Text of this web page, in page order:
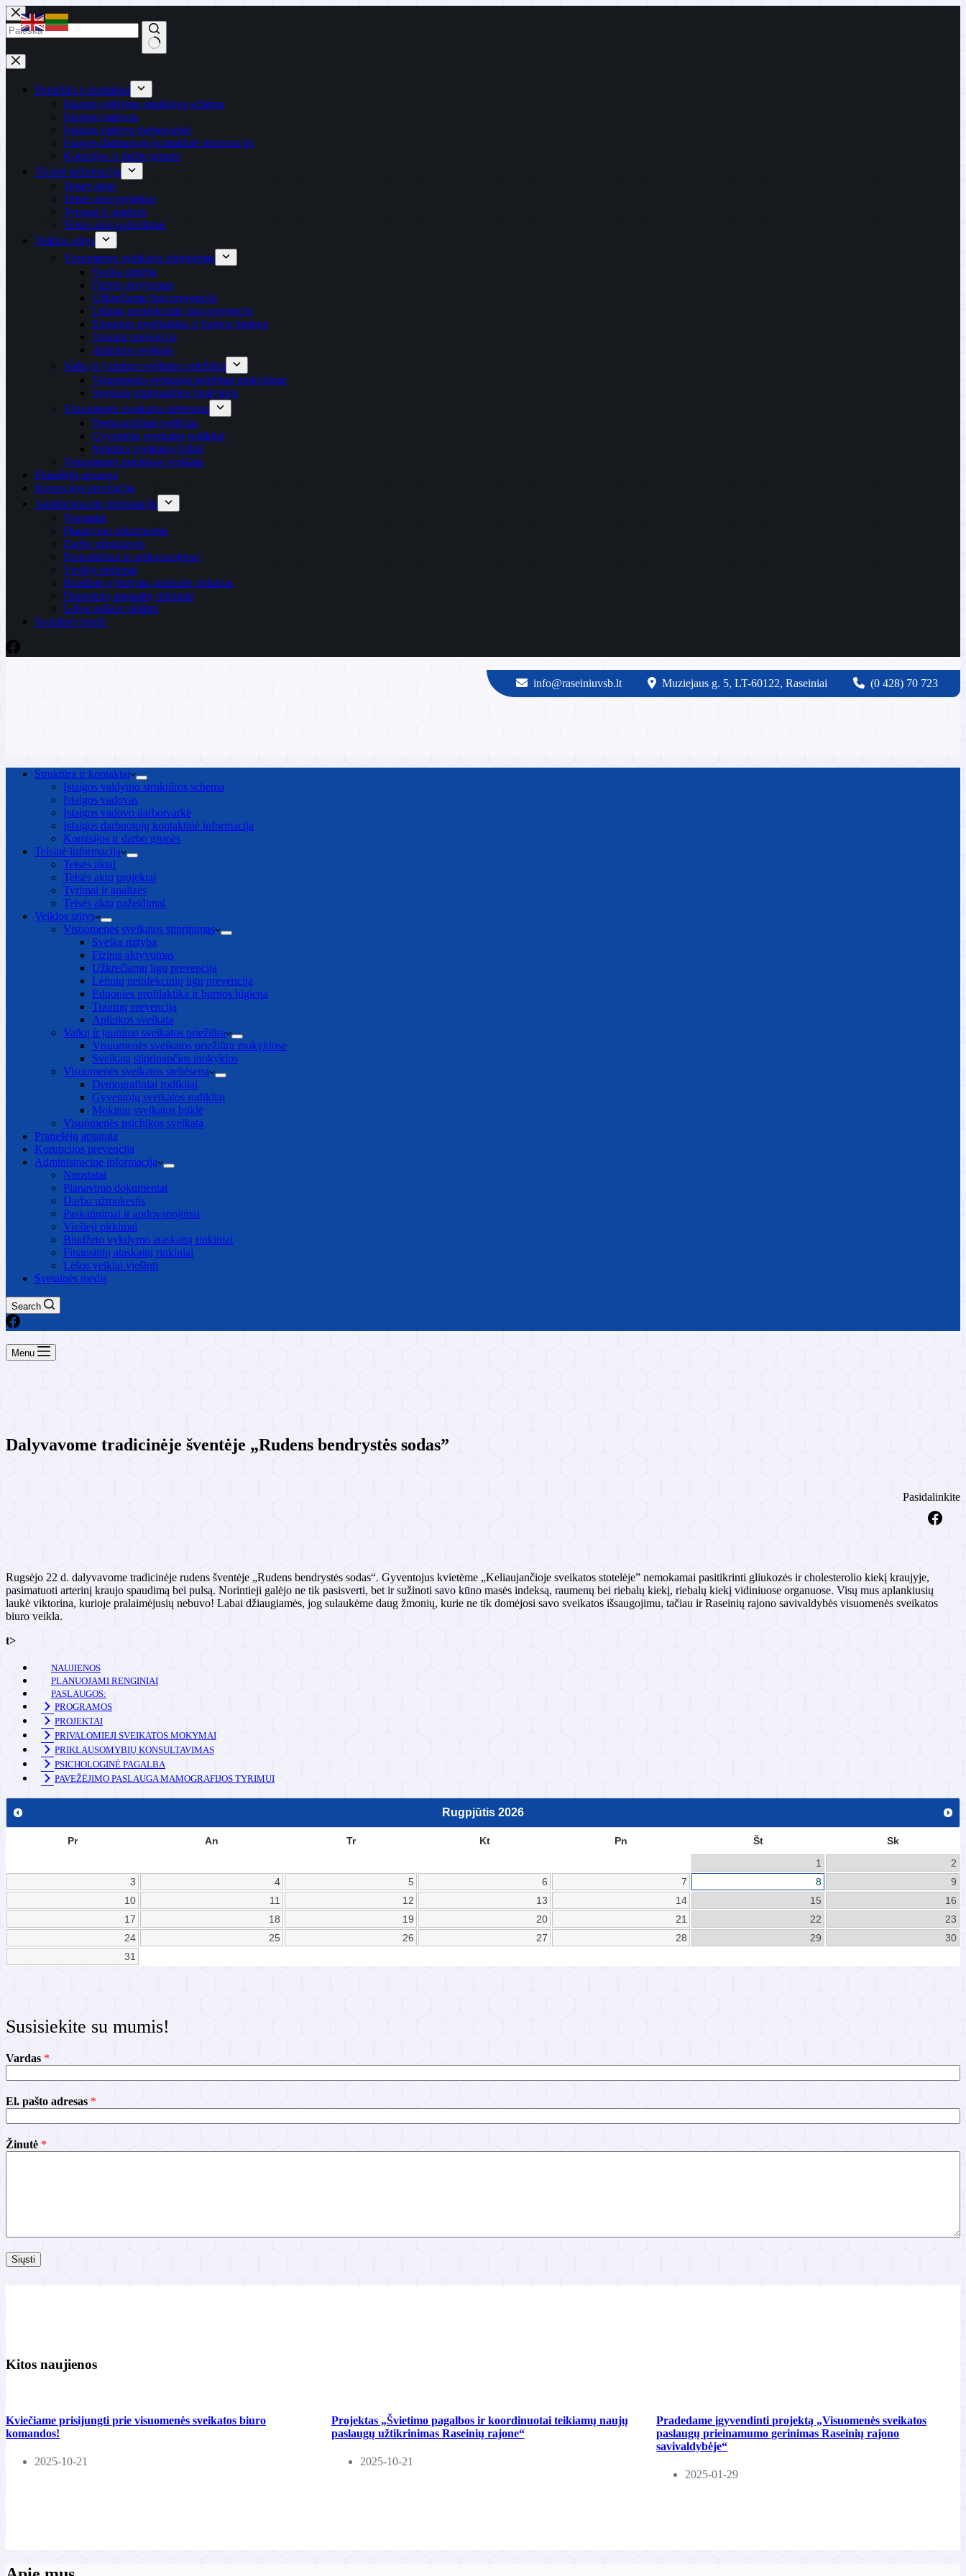
Skip
to
content
No
results
Struktūra ir kontaktai
Įstaigos valdymo struktūros schema
Įstaigos vadovas
Įstaigos vadovo darbotvarkė
Įstaigos darbuotojų kontaktinė informacija
Komisijos ir darbo grupės
Teisinė informacija
Teisės aktai
Teisės aktų projektai
Tyrimai ir analizės
Teisės aktų pažeidimai
Veiklos sritys
Visuomenės sveikatos stiprinimas
Sveika mityba
Fizinis aktyvumas
Užkrečiamų ligų prevencija
Lėtinių neinfekcinių ligų prevencija
Ėduonies profilaktika ir burnos higiena
Traumų prevencija
Aplinkos sveikata
Vaikų ir jaunimo sveikatos priežiūra
Visuomenės sveikatos priežiūra mokyklose
Sveikatą stiprinančios mokyklos
Visuomenės sveikatos stebėsena
Demografiniai rodikliai
Gyventojų sveikatos rodikliai
Mokinių sveikatos būklė
Visuomenės psichikos sveikata
Pranešėjų apsauga
Korupcijos prevencija
Administracinė informacija
Nuostatai
Planavimo dokumentai
Darbo užmokestis
Paskatinimai ir apdovanojimai
Viešieji pirkimai
Biudžeto vykdymo ataskaitų rinkiniai
Finansinių ataskaitų rinkiniai
Lėšos veiklai viešinti
Svetainės medis
info@raseiniuvsb.lt Muziejaus g. 5, LT-60122, Raseiniai (0 428) 70 723
Struktūra ir kontaktai
Įstaigos valdymo struktūros schema
Įstaigos vadovas
Įstaigos vadovo darbotvarkė
Įstaigos darbuotojų kontaktinė informacija
Komisijos ir darbo grupės
Teisinė informacija
Teisės aktai
Teisės aktų projektai
Tyrimai ir analizės
Teisės aktų pažeidimai
Veiklos sritys
Visuomenės sveikatos stiprinimas
Sveika mityba
Fizinis aktyvumas
Užkrečiamų ligų prevencija
Lėtinių neinfekcinių ligų prevencija
Ėduonies profilaktika ir burnos higiena
Traumų prevencija
Aplinkos sveikata
Vaikų ir jaunimo sveikatos priežiūra
Visuomenės sveikatos priežiūra mokyklose
Sveikatą stiprinančios mokyklos
Visuomenės sveikatos stebėsena
Demografiniai rodikliai
Gyventojų sveikatos rodikliai
Mokinių sveikatos būklė
Visuomenės psichikos sveikata
Pranešėjų apsauga
Korupcijos prevencija
Administracinė informacija
Nuostatai
Planavimo dokumentai
Darbo užmokestis
Paskatinimai ir apdovanojimai
Viešieji pirkimai
Biudžeto vykdymo ataskaitų rinkiniai
Finansinių ataskaitų rinkiniai
Lėšos veiklai viešinti
Svetainės medis
Search
Menu
Dalyvavome tradicinėje šventėje „Rudens bendrystės sodas”
Pasidalinkite
Rugsėjo 22 d. dalyvavome tradicinėje rudens šventėje „Rudens bendrystės sodas“. Gyventojus kvietėme „Keliaujančioje sveikatos stotelėje” nemokamai pasitikrinti gliukozės ir cholesterolio kiekį kraujyje,
pasimatuoti arterinį kraujo spaudimą bei pulsą. Norintieji galėjo ne tik pasisverti, bet ir sužinoti savo kūno masės indeksą, raumenų bei riebalų kiekį, riebalų kiekį vidiniuose organuose. Visų mus aplankiusių
laukė viktorina, kurioje pralaimėjusių nebuvo! Labai džiaugiamės, jog sulaukėme daug žmonių, kurie ne tik domėjosi savo sveikatos išsaugojimu, tačiau ir Raseinių rajono savivaldybės visuomenės sveikatos
biuro veikla.
t>
NAUJIENOS
PLANUOJAMI RENGINIAI
PASLAUGOS:
PROGRAMOS
PROJEKTAI
PRIVALOMIEJI SVEIKATOS MOKYMAI
PRIKLAUSOMYBIŲ KONSULTAVIMAS
PSICHOLOGINĖ PAGALBA
PAVEŽĖJIMO PASLAUGA MAMOGRAFIJOS TYRIMUI
Rugpjūtis 2026
Pr An Tr Kt Pn Št
Sk
1
2
3
4 5 6 7 8
9
10
11 12 13 14 15
16
17
18 19 20 21 22
23
24
25 26 27 28 29
30
31
Susisiekite su mumis!
Vardas *
El. pašto adresas *
V
a
r
e
s
o
Žinutė *
Siųsti
Kitos naujienos
Kviečiame prisijungti prie visuomenės sveikatos biuro
komandos!
2025-10-21
Projektas „Švietimo pagalbos ir koordinuotai teikiamų naujų
paslaugų užtikrinimas Raseinių rajone“
2025-10-21
Pradedame įgyvendinti projektą „Visuomenės sveikatos
paslaugų prieinamumo gerinimas Raseinių rajono
savivaldybėje“
2025-01-29